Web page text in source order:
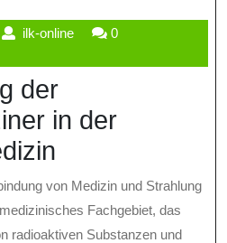
ilk-onlineilk-
0
der
in der
von Medizin und Strahlung
Fachgebiet, das
radioaktiven Substanzen und